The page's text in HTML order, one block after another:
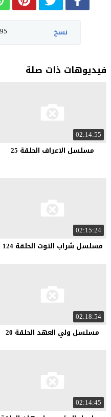
نسخ
فيديوهات ذات صلة
02:14:55
مسلسل الاعراف الحلقة 25
02:15:24
مسلسل شراب التوت الحلقة 124
02:18:54
مسلسل ولي العهد الحلقة 20
02:14:45